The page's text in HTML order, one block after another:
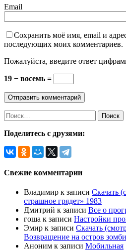
Email
Сохранить моё имя, email и
последующих моих комментариев.
Пожалуйста, введите ответ
19 − восемь =
Поделитесь с друзями:
Свежие комментарии
Владимир к записи Скачать
страшное грядет» 1983
Дмитрий к записи Все о
гоша к записи Настройки
Эмир к записи Скачать
Возвращение на остров
Аноним к записи Мобильная